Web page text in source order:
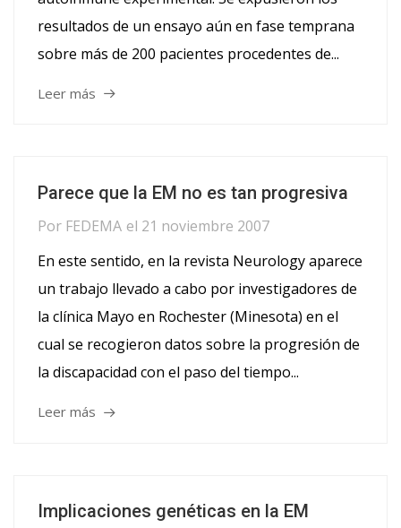
resultados de un ensayo aún en fase temprana
sobre más de 200 pacientes procedentes de...
Leer más
Parece que la EM no es tan progresiva
Por FEDEMA el 21 noviembre 2007
En este sentido, en la revista Neurology aparece
un trabajo llevado a cabo por investigadores de
la clínica Mayo en Rochester (Minesota) en el
cual se recogieron datos sobre la progresión de
la discapacidad con el paso del tiempo...
Leer más
Implicaciones genéticas en la EM